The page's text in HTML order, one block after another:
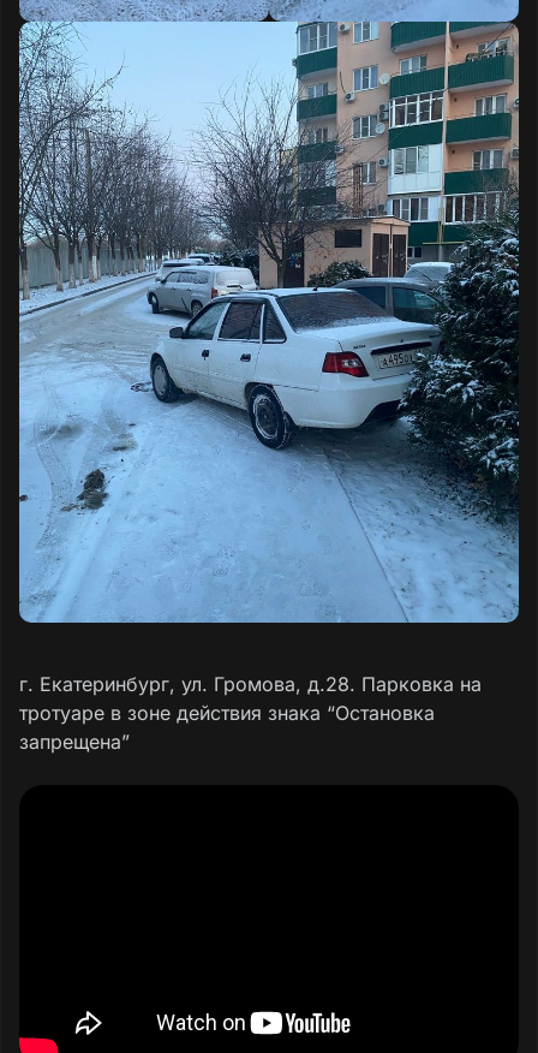
г. Екатеринбург, ул. Громова, д.28. Парковка на
тротуаре в зоне действия знака “Остановка
запрещена”